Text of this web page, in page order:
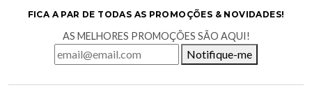
FICA A PAR DE TODAS AS PROMOÇÕES & NOVIDADES!
AS MELHORES PROMOÇÕES SÃO AQUI!
Notifique-me